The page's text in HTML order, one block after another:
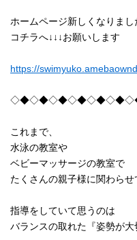
ホームページ新しくなりま
コチラへ↓↓↓お願いします
https://
これまで、
水泳の教室や
ベビーマッサージの教室で
たくさんの親子様に関わらせ
指導をしていて思うのは
バランスの取れた『姿勢が大